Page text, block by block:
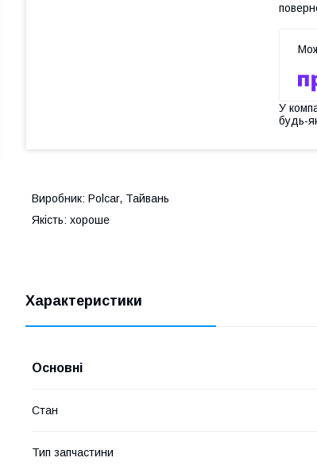
У
будь-
Виробник: Polcar, Тайвань
Якість: хороше
Характеристики
Основні
Стан
Тип запчастини